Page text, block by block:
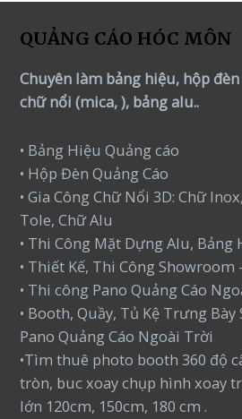
QUẢNG CÁO HÓC MÔN
Chuyên làm bảng hiệu, hộp
chữ nổi (mica, ), bảng alu..
• Bảng Hiệu Quảng cáo
• Hộp Đèn Quảng Cáo
• Gia Công Chữ Nổi 3D: Chữ
Tole, Chữ Alu
• Thi Công Mặt Dựng Alu, Bảng
• Thiết Kế, Thi Công Showroom
• Thi công Pano Quảng Cáo
• Booth, Quầy, Tủ Kệ Trưng Bày
Pano Quảng Cáo Ngoài Trời
•Tìm thuê photo booth 360 độ
tròn, buc xoay chụp hình xoay
lớn 120cm, 150cm, 180 cm .